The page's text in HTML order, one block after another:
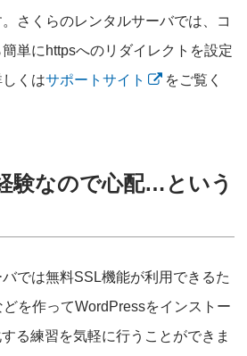
さくらのレンタルサーバでは、コ
単にhttpsへのリダイレクトを設定
くはサポートサイト
をご覧く
験なので心配…という
では無料SSL機能が利用できるた
を作ってWordPressをインストー
る練習を気軽に行うことができま